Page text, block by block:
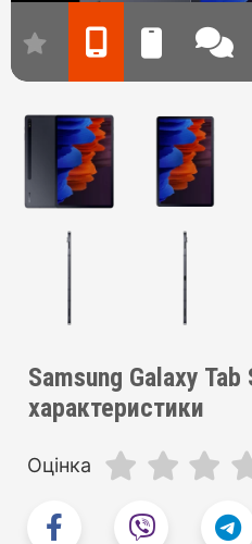
Samsung Galaxy Tab
характеристики
Оцінка